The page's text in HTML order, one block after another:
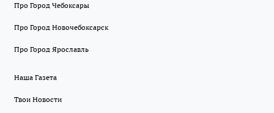
Про Город Чебоксары
Про Город Новочебоксарск
Про Город Ярославль
Наша Газета
Твои Новости